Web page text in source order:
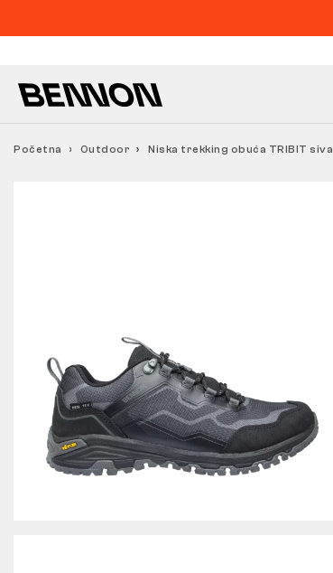
Početna Outdoor Niska trekking obuća TRIBIT siva